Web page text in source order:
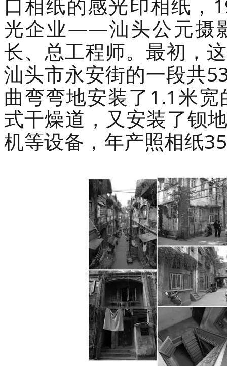
口相纸的感光印相纸，
光企业——汕头公元摄
长、总工程师。最初，
汕头市永安街的一段共
曲弯弯地安装了 1.1 米宽
式干燥道，又安装了钡
机等设备，年产照相纸35